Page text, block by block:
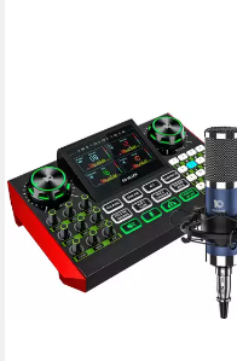
Podcast-Streaming-Set mit
Mikrofon & Soundboard
Soundkarte, USB-Plug-and-
Play, Display, Stimmwechsel,
Aufnahme, Hall
159,00 € UVP189,00 €
-16%
lieferbar in 2 Wochen